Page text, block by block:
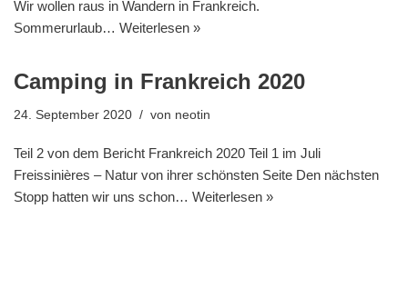
Wir wollen raus in Wandern in Frankreich.
Sommerurlaub… Weiterlesen »
Camping in Frankreich 2020
24. September 2020 von neotin
Teil 2 von dem Bericht Frankreich 2020 Teil 1 im Juli
Freissinières – Natur von ihrer schönsten Seite Den nächsten
Stopp hatten wir uns schon… Weiterlesen »